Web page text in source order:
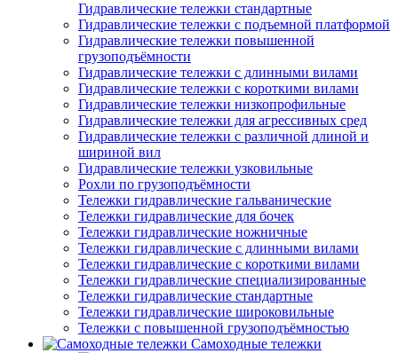
Гидравлические тележки стандартные
Гидравлические тележки с подъемной платформой
Гидравлические тележки повышенной
грузоподъёмности
Гидравлические тележки с длинными вилами
Гидравлические тележки с короткими вилами
Гидравлические тележки низкопрофильные
Гидравлические тележки для агрессивных сред
Гидравлические тележки с различной длиной и
шириной вил
Гидравлические тележки узковильные
Рохли по грузоподъёмности
Тележки гидравлические гальванические
Тележки гидравлические для бочек
Тележки гидравлические ножничные
Тележки гидравлические с длинными вилами
Тележки гидравлические с короткими вилами
Тележки гидравлические специализированные
Тележки гидравлические стандартные
Тележки гидравлические широковильные
Тележки с повышенной грузоподъёмностью
Самоходные тележки